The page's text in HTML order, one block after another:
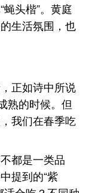
头楷”。黄庭
生活氛围，也
正如诗中所说
熟的时候。但
我们在春季吃
都是一类品
提到的“紫